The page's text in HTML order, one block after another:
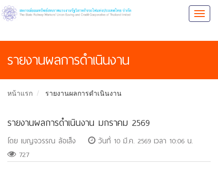
รายงานผลการดำเนินงาน
หน้าแรก รายงานผลการดำเนินงาน
รายงานผลการดำเนินงาน มกราคม 2569
โดย เบญจวรรณ ล้อเส็ง
วันที่ 10 มี.ค. 2569 เวลา 10:06 น.
727